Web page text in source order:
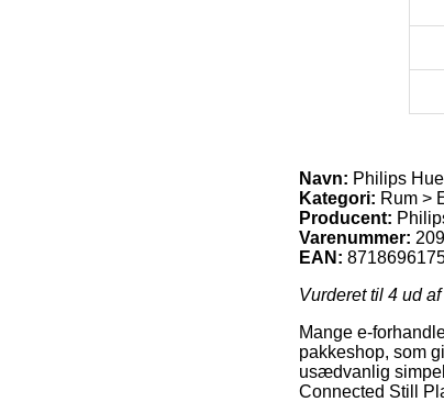
Navn: Philips
Kategori: Rum >
Producent:
Varenummer:
EAN:
Vurderet til 4 ud
Mange e-
pakkeshop, som
usædvanlig
Connected Still